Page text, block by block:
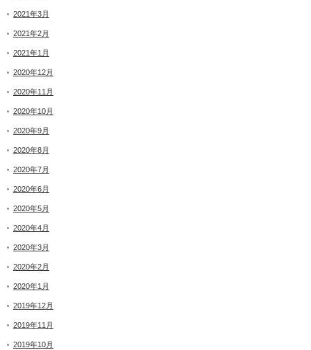
2021年3月
2021年2月
2021年1月
2020年12月
2020年11月
2020年10月
2020年9月
2020年8月
2020年7月
2020年6月
2020年5月
2020年4月
2020年3月
2020年2月
2020年1月
2019年12月
2019年11月
2019年10月